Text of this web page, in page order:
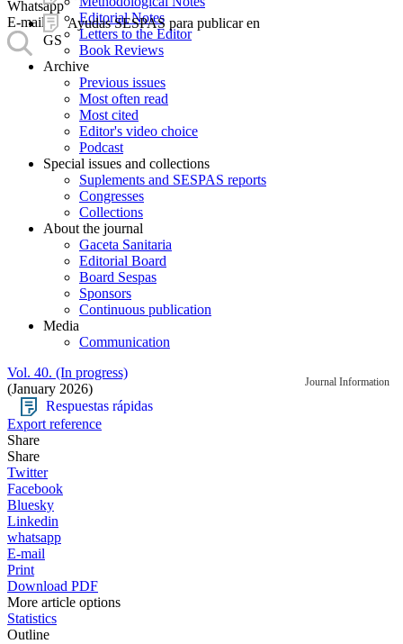
Ayudas SESPAS para publicar en
GS
Whatsapp
E-mail
Editorial Notes
Letters to the Editor
Book Reviews
Archive
Previous issues
Most often read
Most cited
Editor's video choice
Podcast
Special issues and collections
Suplements and SESPAS reports
Congresses
Collections
About the journal
Gaceta Sanitaria
Editorial Board
Board Sespas
Sponsors
Continuous publication
Media
Communication
Journal Information
Vol. 40. (In progress)
(January 2026)
Respuestas rápidas
Export reference
Share
Share
Twitter
Facebook
Bluesky
Linkedin
whatsapp
E-mail
Print
Download PDF
More article options
Statistics
Outline